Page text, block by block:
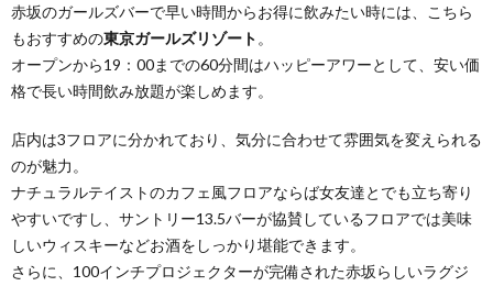
赤坂のガールズバーで早い時間からお得に飲みたい時には、こちら
もおすすめの東京ガールズリゾート 。
オープンから19：00までの60分間はハッピーアワーとして、安い価
格で長い時間飲み放題が楽しめます。
店内は3フロアに分かれており、気分に合わせて雰囲気を変えられる
のが魅力。
ナチュラルテイストのカフェ風フロアならば女友達とでも立ち寄り
やすいですし、サントリー13.5バーが協賛しているフロアでは美味
しいウィスキーなどお酒をしっかり堪能できます。
さらに、100インチプロジェクターが完備された赤坂らしいラグジ